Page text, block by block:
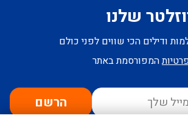
שלנו
ודילים הכי שווים לפני כולם
המפורסמת באתר
הרשם